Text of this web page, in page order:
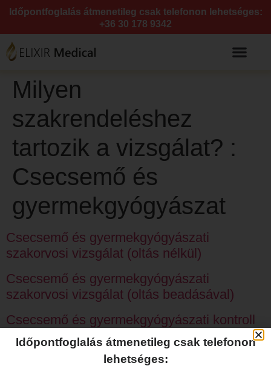
Időpontfoglalás átmenetileg csak telefonon lehetséges:
+36 30 178 9342
Milyen
szakrendeléshez
tartozik a vizsgálat? :
Csecsemő és
gyermekgyógyászat
Csecsemő és gyermekgyógyászati
szakorvosi vizsgálat (oltás nélkül)
Csecsemő és gyermekgyógyászati
szakorvosi vizsgálat (oltás beadásával)
Csecsemő és gyermekgyógyászati kontroll
vizsgálat (2 hónapon belül)
Időpontfoglalás átmenetileg csak telefonon
lehetséges: